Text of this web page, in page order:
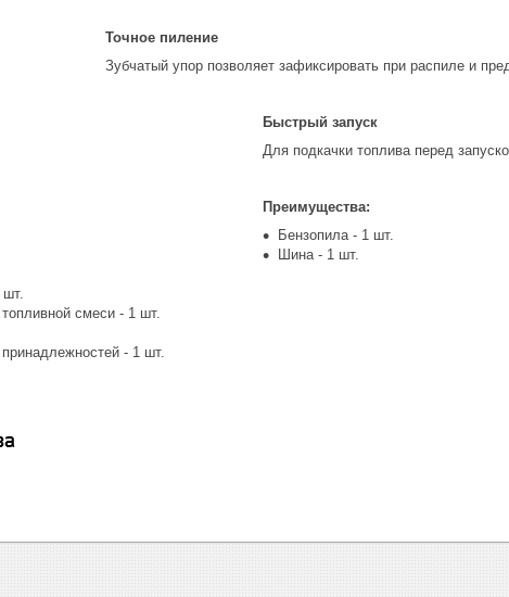
Точное пиление
Зубчатый упор позволяет зафиксировать при распиле и
Быстрый запуск
Для подкачки топлива перед
Преимущества:
Бензопила - 1 шт.
Шина - 1 шт.
смеси - 1 шт.
- 1 шт.